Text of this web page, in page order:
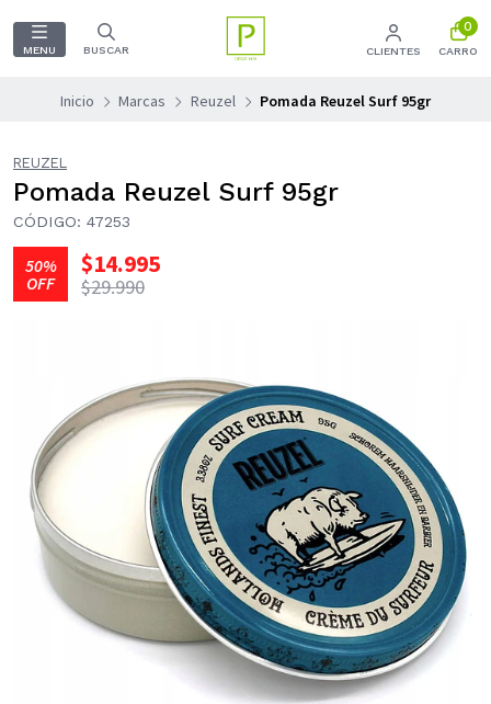
MENU BUSCAR CLIENTES
0
CARRO
Inicio Marcas Reuzel Pomada Reuzel Surf 95gr
REUZEL
Pomada Reuzel Surf 95gr
CÓDIGO: 47253
50%
OFF
$14.995
$29.990